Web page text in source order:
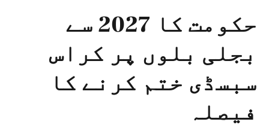
حکومت کا 2027 سے
بجلی بلوں پر کراس
سبسڈی ختم کرنے کا
فیصلہ